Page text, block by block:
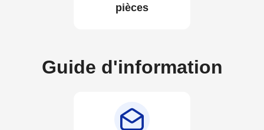
pièces
Guide d'information